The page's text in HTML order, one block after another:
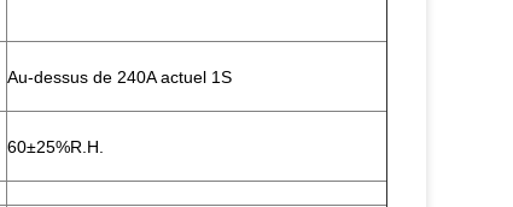
Au-dessus de 240A actuel 1S
60±25%R.H.